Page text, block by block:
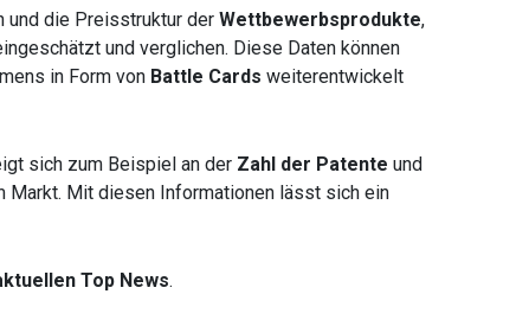
und die Preisstruktur der Wettbewerbsprodukte,
und verglichen. Diese Daten können
in Form von Battle Cards weiterentwickelt
sich zum Beispiel an der Zahl der Patente und
Markt. Mit diesen Informationen lässt sich ein
Top News.